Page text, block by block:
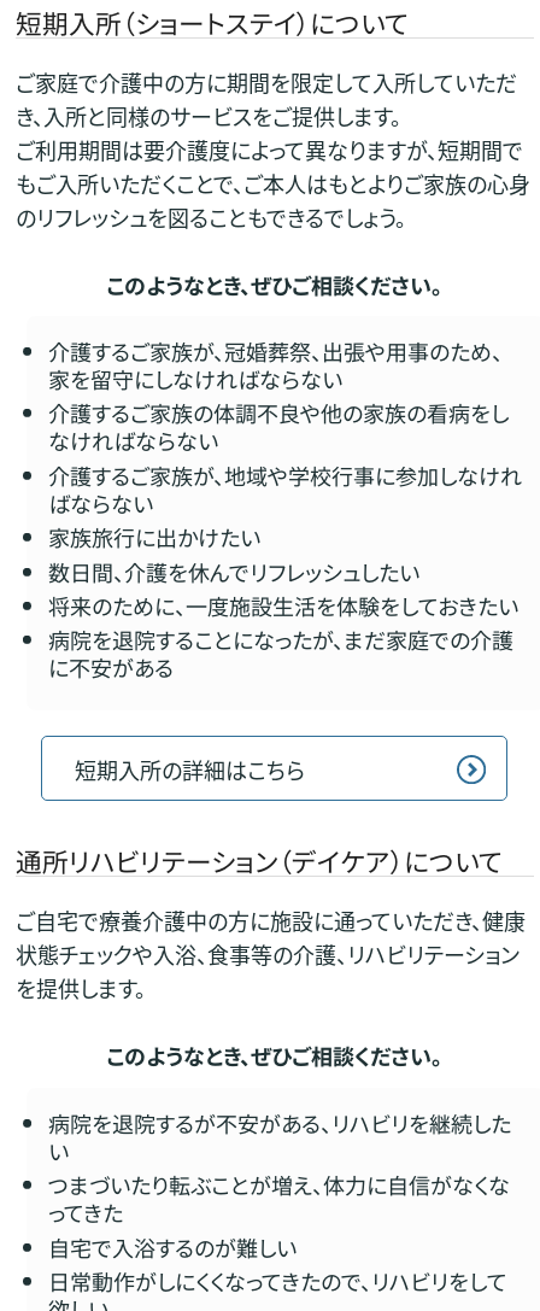
短期入所（ショートステイ）について
ご家庭で介護中の方に期間を限定して入所していただ
き、入所と同様のサービスをご提供します。
ご利用期間は要介護度によって異なりますが、短期間で
もご入所いただくことで、ご本人はもとよりご家族の心身
のリフレッシュを図ることもできるでしょう。
このようなとき、ぜひご相談ください。
介護するご家族が、冠婚葬祭、出張や用事のため、
家を留守にしなければならない
介護するご家族の体調不良や他の家族の看病をし
なければならない
介護するご家族が、地域や学校行事に参加しなけれ
ばならない
家族旅行に出かけたい
数日間、介護を休んでリフレッシュしたい
将来のために、一度施設生活を体験をしておきたい
病院を退院することになったが、まだ家庭での介護
に不安がある
短期入所の詳細はこちら
通所リハビリテーション（デイケア）について
ご自宅で療養介護中の方に施設に通っていただき、健康
状態チェックや入浴、食事等の介護、リハビリテーション
を提供します。
このようなとき、ぜひご相談ください。
病院を退院するが不安がある、リハビリを継続した
い
つまづいたり転ぶことが増え、体力に自信がなくな
ってきた
自宅で入浴するのが難しい
日常動作がしにくくなってきたので、リハビリをして